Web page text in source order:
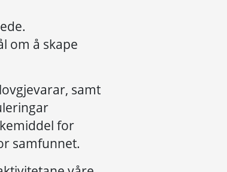
om å skape
samt
for
samfunnet.